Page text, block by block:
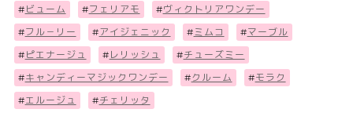
# ビューム #フェリアモ #ヴィクトリアワンデー
#フル－リー #アイジェニック #ミムコ #マーブル
# ピエナージュ # レリッシュ #チューズミー
#キャンディーマジックワンデー #クルーム #モラク
#エルージュ #チェリッタ